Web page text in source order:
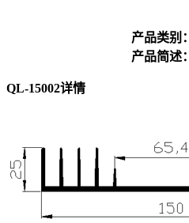
产品类别：
产品简述：
QL-15002详情